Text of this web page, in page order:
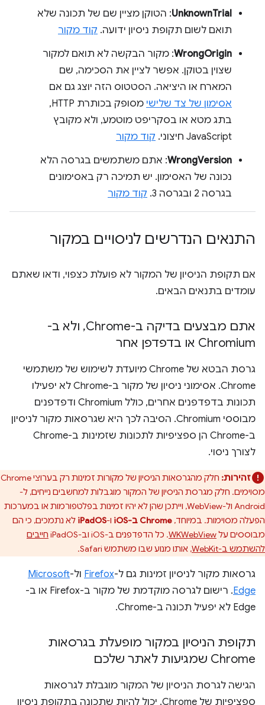
UnknownTrial: הטוקן מציין שם של תכונה שלא
תואם לשום תקופת ניסיון ידועה. קוד מקור
WrongOrigin: מקור הבקשה לא תואם למקור
שצוין בטוקן. אפשר לציין את הסכימה, שם
המארח או היציאה. הסטטוס הזה יוצג גם אם
אסימון של צד שלישי
מסופק בכותרת HTTP,
בתג מטא או בסקריפט מוטמע, ולא מקובץ
JavaScript חיצוני.
קוד מקור
WrongVersion: אתם משתמשים בגרסה הלא
נכונה של האסימון. יש תמיכה רק באסימונים
בגרסה 2 ובגרסה 3.
קוד מקור
התנאים הנדרשים לניסויים במקור
אם תקופת הניסיון של המקור לא פועלת כצפוי, ודאו שאתם
עומדים בתנאים הבאים.
אתם מבצעים בדיקה ב-Chrome , ולא ב-
Chromium או בדפדפן אחר
גרסת הבטא של Chrome מיועדת לשימוש של משתמשי
Chrome. אסימוני ניסיון של מקור ב-Chrome לא יפעילו
תכונות בדפדפנים אחרים, כולל Chromium ודפדפנים
מבוססי Chromium. הסיבה לכך היא שגרסאות מקור לניסיון
ב-Chrome הן ספציפיות לתכונות שזמינות ב-Chrome
לצורך ניסוי.
זהירות:
חלק מהגרסאות הניסיון של מקורות זמינות רק בערוצי Chrome
מסוימים. חלק מגרסת הניסיון של המקור מוגבלות למחשבים נייחים, ל-
Android ול-WebView, וייתכן שהן לא יהיו זמינות בפלטפורמות או במערכות
הפעלה מסוימות. במיוחד, Chrome ב-iOS ו-iPadOS לא נתמכים, כי הם
מבוססים עלWKWebView. כל הדפדפנים ב-iOS וב-iPadOS
חייבים
להשתמש ב-WebKit
, אותו מנוע שבו משתמש Safari.
גרסאות מקור לניסיון זמינות גם ל-Firefox ול-Microsoft
Edge
. רישום לגרסה מוקדמת של מקור ב-Firefox או ב-
Edge לא יפעיל תכונה ב-Chrome.
תקופת הניסיון במקור מופעלת בגרסאות
Chrome שמגיעות לאתר שלכם
הגישה לגרסת הניסיון של המקור מוגבלת לגרסאות
ספציפיות של Chrome. יכול להיות שתכונה בתקופת ניסיון